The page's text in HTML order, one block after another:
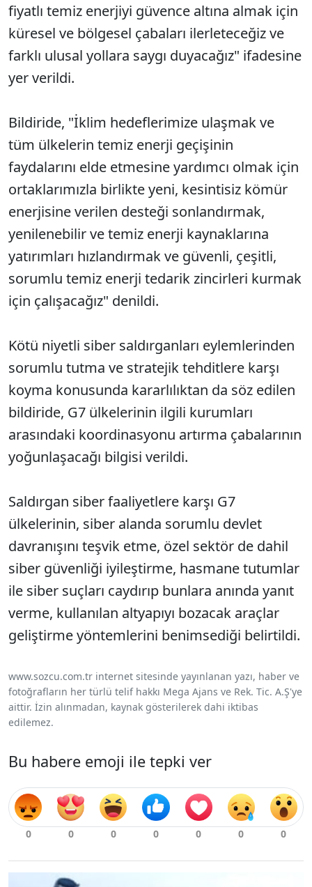
fiyatlı temiz enerjiyi güvence altına almak için
küresel ve bölgesel çabaları ilerleteceğiz ve
farklı ulusal yollara saygı duyacağız" ifadesine
yer verildi.
Bildiride, "İklim hedeflerimize ulaşmak ve
tüm ülkelerin temiz enerji geçişinin
faydalarını elde etmesine yardımcı olmak için
ortaklarımızla birlikte yeni, kesintisiz kömür
enerjisine verilen desteği sonlandırmak,
yenilenebilir ve temiz enerji kaynaklarına
yatırımları hızlandırmak ve güvenli, çeşitli,
sorumlu temiz enerji tedarik zincirleri kurmak
için çalışacağız" denildi.
Kötü niyetli siber saldırganları eylemlerinden
sorumlu tutma ve stratejik tehditlere karşı
koyma konusunda kararlılıktan da söz edilen
bildiride, G7 ülkelerinin ilgili kurumları
arasındaki koordinasyonu artırma çabalarının
yoğunlaşacağı bilgisi verildi.
Saldırgan siber faaliyetlere karşı G7
ülkelerinin, siber alanda sorumlu devlet
davranışını teşvik etme, özel sektör de dahil
siber güvenliği iyileştirme, hasmane tutumlar
ile siber suçları caydırıp bunlara anında yanıt
verme, kullanılan altyapıyı bozacak araçlar
geliştirme yöntemlerini benimsediği belirtildi.
www.sozcu.com.tr internet sitesinde yayınlanan yazı, haber ve
fotoğrafların her türlü telif hakkı Mega Ajans ve Rek. Tic. A.Ş'ye
aittir. İzin alınmadan, kaynak gösterilerek dahi iktibas
edilemez.
Bu habere emoji ile tepki ver